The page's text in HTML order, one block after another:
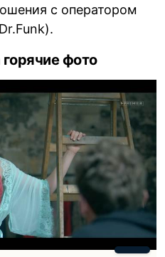
с оператором
фото